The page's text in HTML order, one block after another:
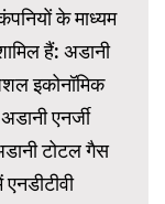
के माध्यम
हैं: अडानी
इकोनॉमिक
एनर्जी
टोटल गैस